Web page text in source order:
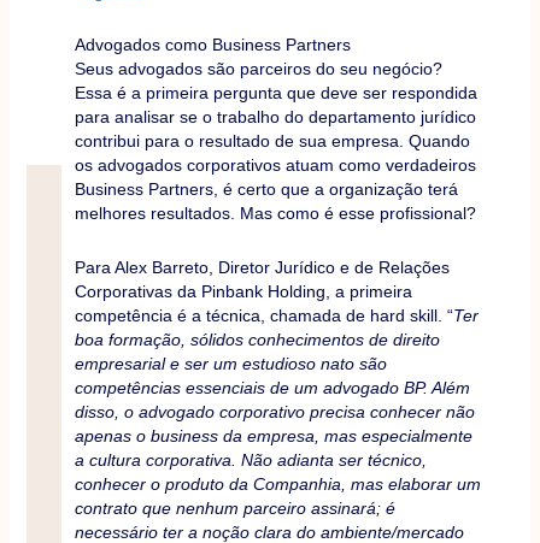
Advogados como Business Partners
Seus advogados são parceiros do seu negócio?
Essa é a primeira pergunta que deve ser respondida
para analisar se o trabalho do departamento jurídico
contribui para o resultado de sua empresa. Quando
os advogados corporativos atuam como verdadeiros
Business Partners, é certo que a organização terá
melhores resultados. Mas como é esse profissional?
Para Alex Barreto, Diretor Jurídico e de Relações
Corporativas da Pinbank Holding, a primeira
competência é a técnica, chamada de hard skill. “Ter
boa formação, sólidos conhecimentos de direito
empresarial e ser um estudioso nato são
competências essenciais de um advogado BP. Além
disso, o advogado corporativo precisa conhecer não
apenas o business da empresa, mas especialmente
a cultura corporativa. Não adianta ser técnico,
conhecer o produto da Companhia, mas elaborar um
contrato que nenhum parceiro assinará; é
necessário ter a noção clara do ambiente/mercado